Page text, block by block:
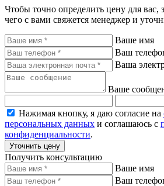
Чтобы точно определить цену для вас,
чего с вами свяжется менеджер и
Ваше имя
Ваш
Ваша
Ваше
Нажимая кнопку, я даю согласие на
персональных данных и соглашаюсь с
конфиденциальности.
Уточнить цену
Получить консультацию
Ваше имя
Ваш